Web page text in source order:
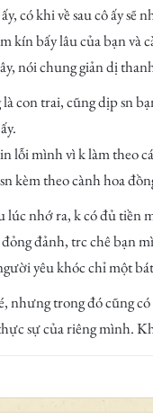
có khi về sau cô ấy sẽ
bấy lâu của bạn và
nói chung giản dị
trai, cũng dịp sn
lỗi mình vì k làm theo
kèm theo cành hoa
nhớ ra, k có đủ tiền
đảnh, trc chê bạn
yêu khóc chỉ một
nhưng trong đó cũng
sự của riêng mình.